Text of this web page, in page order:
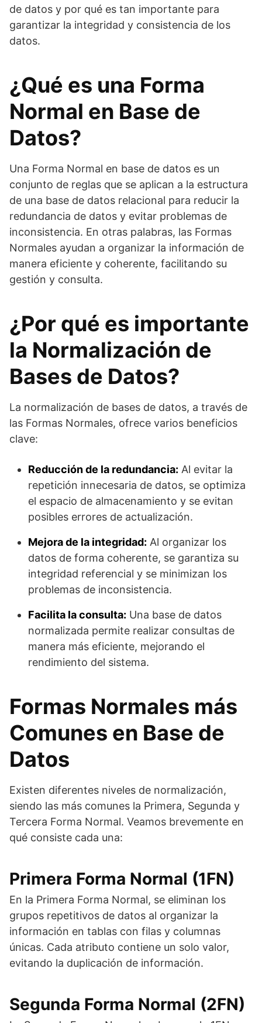
de datos y por qué es tan importante para
garantizar la integridad y consistencia de los
datos.
¿Qué es una Forma
Normal en Base de
Datos?
Una Forma Normal en base de datos es un
conjunto de reglas que se aplican a la estructura
de una base de datos relacional para reducir la
redundancia de datos y evitar problemas de
inconsistencia. En otras palabras, las Formas
Normales ayudan a organizar la información de
manera eficiente y coherente, facilitando su
gestión y consulta.
¿Por qué es importante
la Normalización de
Bases de Datos?
La normalización de bases de datos, a través de
las Formas Normales, ofrece varios beneficios
clave:
Reducción de la redundancia: Al evitar la
repetición innecesaria de datos, se optimiza
el espacio de almacenamiento y se evitan
posibles errores de actualización.
Mejora de la integridad: Al organizar los
datos de forma coherente, se garantiza su
integridad referencial y se minimizan los
problemas de inconsistencia.
Facilita la consulta: Una base de datos
normalizada permite realizar consultas de
manera más eficiente, mejorando el
rendimiento del sistema.
Formas Normales más
Comunes en Base de
Datos
Existen diferentes niveles de normalización,
siendo las más comunes la Primera, Segunda y
Tercera Forma Normal. Veamos brevemente en
qué consiste cada una:
Primera Forma Normal (1FN)
En la Primera Forma Normal, se eliminan los
grupos repetitivos de datos al organizar la
información en tablas con filas y columnas
únicas. Cada atributo contiene un solo valor,
evitando la duplicación de información.
Segunda Forma Normal (2FN)